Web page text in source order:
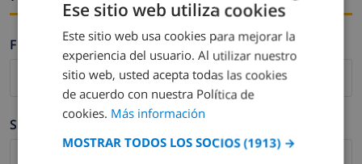
Firstname *
Surname *
SPANISH
DUTCH
FRENCH
GERMAN
Ese sitio web utiliza cookies
Este sitio web usa cookies para mejorar la
experiencia del usuario. Al utilizar nuestro
sitio web, usted acepta todas las cookies
de acuerdo con nuestra Política de
cookies. Más información
MOSTRAR TODOS LOS SOCIOS (1913) →